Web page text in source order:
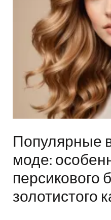
Популярные
моде:
персикового
золотистого